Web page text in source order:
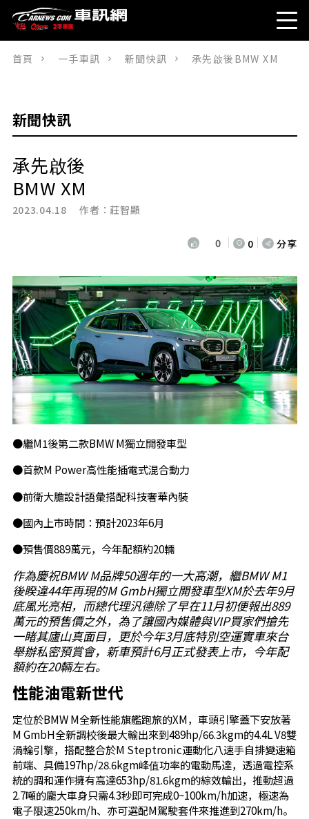
首頁 一手車訊 新聞快訊 承先啟後BMW XM
新聞快訊
承先啟後
BMW XM
2023.04.18 作者：莊智顯
0 0 分享
●繼M1後第二款BMW M獨立開發車型
●首款M Power高性能插電式混合動力
●前衛大膽設計語彙搭配科技奢華內裝
●國內上市時間：預計2023年6月
●預售價889萬元，今年配額約20輛
作為慶祝BMW M品牌50週年的一大高潮，繼BMW M1
後睽違44年再現的M GmbH獨立開發車型XM於去年9月
底風光亮相，而總代理汎德除了早在11月初便報出889
萬元的預售價之外，為了讓國內媒體與VIP買家們搶先
一睹其廬山真面目，更於今年3月底特別空運實車來台
舉辦私密預賞會，新車預計6月正式發表上市，今年配
額約在20輛左右。
性能油電新世代
定位於BMW M全新性能旗艦跑旅的XM，車頭引擎蓋下安放著
M GmbH全新調校後最大輸出來到489hp/66.3kgm的4.4L V8雙
渦輪引擎，搭配整合於M Steptronic運動化八速手自排變速箱
前端、具備197hp/28.6kgm峰值功率的電動馬達，透過電控系
統的調和運作擁有高達653hp/81.6kgm的綜效輸出，推動超過
2.7噸的龐大車身只需4.3秒即可完成0~100km/h加速，極速為
電子限速250km/h、亦可選配M駕駛套件來推進到270km/h。